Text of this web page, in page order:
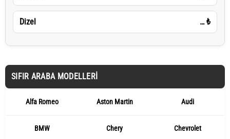
Dizel … ₺
SIFIR ARABA MODELLERI
Alfa Romeo Aston Martin Audi
BMW Chery Chevrolet